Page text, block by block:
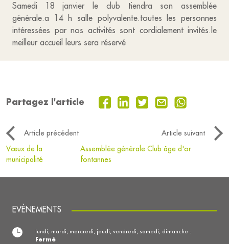
Samedi 18 janvier le club tiendra son assemblée
générale.a 14 h salle polyvalente.toutes les personnes
intéressées par nos activités sont cordialement invités.le
meilleur accueil leurs sera réservé
Partagez l'article
Article précédent
Article suivant
Vœux de la
municipalité
Assemblée générale Club âge d'or
fontannes
EVÈNEMENTS
lundi, mardi, mercredi, jeudi, vendredi, samedi, dimanche :
Fermé